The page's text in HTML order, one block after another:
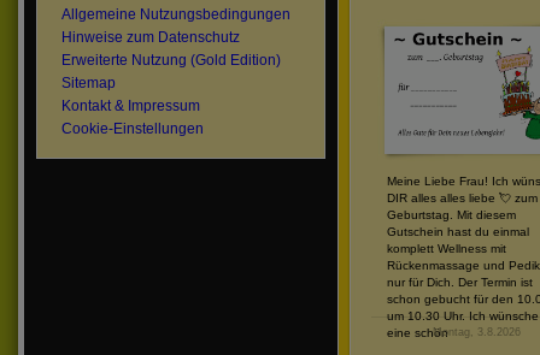
Meine Liebe Frau! Ich
DIR alles alles liebe 💘 zum
Geburtstag. Mit diesem
Gutschein hast du einmal
komplett Wellness mit
Rückenmassage und
nur für Dich. Der Termin ist
schon gebucht für den
um 10.30 Uhr. Ich
eine schönMontag, 3.8.2026
Allgemeine Nutzungsbedingungen
Hinweise zum Datenschutz
Erweiterte Nutzung (Gold Edition)
Sitemap
Kontakt & Impressum
Cookie-Einstellungen